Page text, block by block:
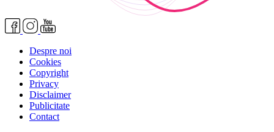
Despre noi
Cookies
Copyright
Privacy
Disclaimer
Publicitate
Contact